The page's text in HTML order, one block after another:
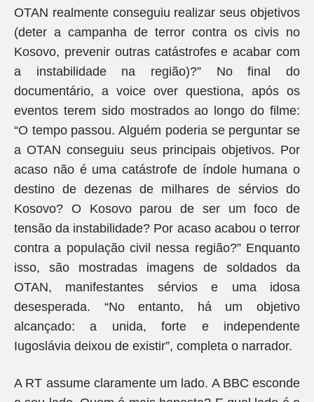
OTAN realmente conseguiu realizar seus objetivos
(deter a campanha de terror contra os civis no
Kosovo, prevenir outras catástrofes e acabar com
a instabilidade na região)?” No final do
documentário, a voice over questiona, após os
eventos terem sido mostrados ao longo do filme:
“O tempo passou. Alguém poderia se perguntar se
a OTAN conseguiu seus principais objetivos. Por
acaso não é uma catástrofe de índole humana o
destino de dezenas de milhares de sérvios do
Kosovo? O Kosovo parou de ser um foco de
tensão da instabilidade? Por acaso acabou o terror
contra a população civil nessa região?” Enquanto
isso, são mostradas imagens de soldados da
OTAN, manifestantes sérvios e uma idosa
desesperada. “No entanto, há um objetivo
alcançado: a unida, forte e independente
Iugoslávia deixou de existir”, completa o narrador.
A RT assume claramente um lado. A BBC esconde